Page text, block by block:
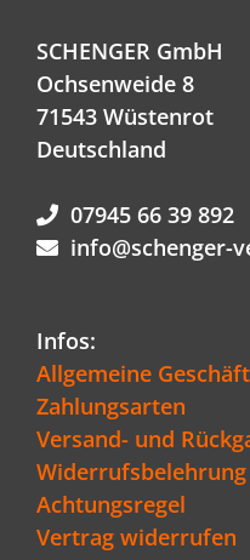
SCHENGER GmbH
Ochsenweide 8
71543 Wüstenrot
Deutschland
07945 66 39 892
info@schenger-
Infos:
Allgemeine
Zahlungsarten
Versand- und
Widerrufsbelehrung
Achtungsregel
Vertrag widerrufen